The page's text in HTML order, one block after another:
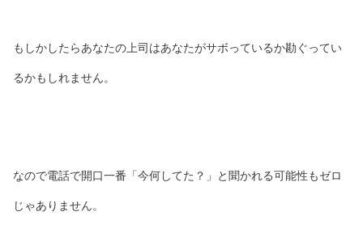
もしかしたらあなたの上司はあなたがサボっているか勘ぐってい
るかもしれません。
なので電話で開口一番「今何してた？」と聞かれる可能性もゼロ
じゃありません。